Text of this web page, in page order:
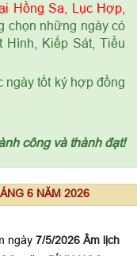
Hồng Sa, Lục Hợp,
chọn những ngày có
Hình, Kiếp Sát, Tiểu
tốt ký hợp đồng
công và thành đạt!
6 NĂM 2026
ngày 7/5/2026 Âm lịch